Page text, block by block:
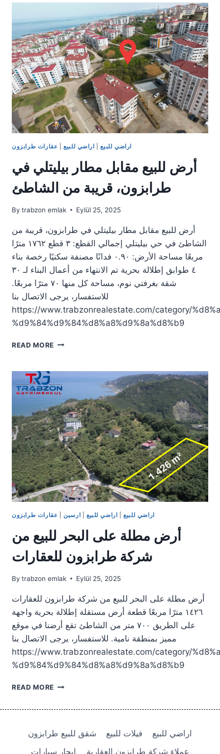
في
طرابزون
اراضي للبيع| اراضي للبيع| عقارات طرابزون
أرض للبيع مقابل مطار بيليتلي في
طرابزون، قريبة من الشاطئ
By trabzon emlak Eylül 25, 2025
أرض للبيع مقابل مطار بيليتلي في طرابزون، قريبة من
الشاطئ في حي بيليتلي إجمالي القطع: ٣ قطع ١٧٦٢ مترًا
مربعًا مساحة الأرض: ٠.٩٠ فدانًا مصنفة سكنيًا رخصة بناء
٤ طوابق إطلالة بحرية تم الانتهاء من أعمال البناء لـ ٣٠
شقة بغرفتي نوم، مساحة كل منها ٧٠ مترًا مربعًا.
للاستفسار، يرجى الاتصال بنا
https://www.trabzonrealestate.com/category/
%d9%84%d9%84%d8%a8%d9%8a%d8%b9
READ MORE أرض
مطار
بيليتلي
في
طرابزون،
قريبة
من
الشاطئ
اراضي للبيع| اراضي للبيع ارسين| عقارات طرابزون
أرض مطلة على البحر للبيع من
شركة طرابزون للعقارات
By trabzon emlak Eylül 25, 2025
أرض مطلة على البحر للبيع من شركة طرابزون للعقارات
١٤٢٦ مترًا مربعًا قطعة أرض مستقلة إطلالة بحرية واجهة
على الطريق ٧٠٠ متر من الشاطئ تقع أرضنا في موقع
مميز بمنطقة نامية. للاستفسار، يرجى الاتصال بنا
https://www.trabzonrealestate.com/category/
%d9%84%d9%84%d8%a8%d9%8a%d8%b9
READ MORE أرض
من
شركة
شقق للبيع طرابزون فيلات للبيع
اراضي للبيع
ايجار سيارات
عملاء شركة طرابزون العقارية